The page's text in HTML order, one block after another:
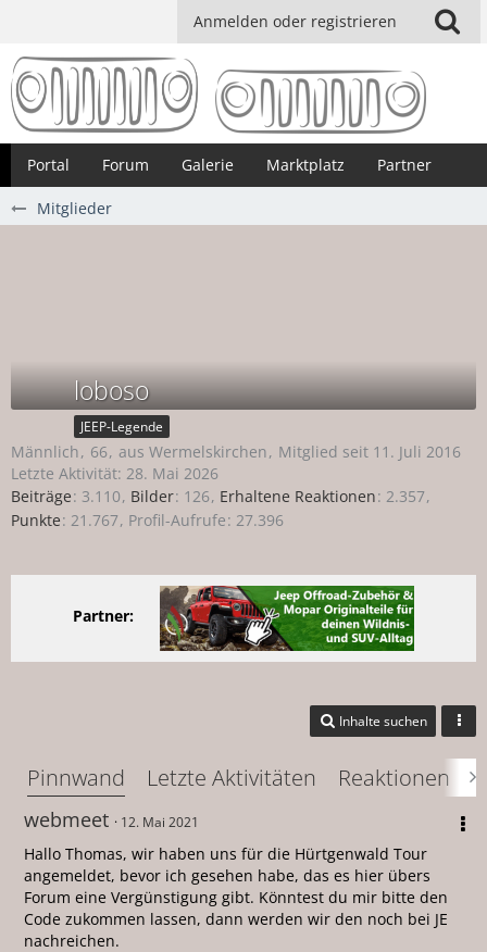
Anmelden oder registrieren
Portal Forum Galerie Marktplatz Partner
Mitglieder
loboso
JEEP-Legende
Männlich 66 aus Wermelskirchen
Mitglied seit 11. Juli 2016
Letzte Aktivität: 28. Mai 2026
Beiträge 3.110 Bilder 126 Erhaltene Reaktionen 2.357
Punkte 21.767 Profil-Aufrufe 27.396
Partner:
Inhalte suchen
Pinnwand Letzte Aktivitäten Reaktionen
webmeet 12. Mai 2021
Hallo Thomas, wir haben uns für die Hürtgenwald Tour
angemeldet, bevor ich gesehen habe, das es hier übers
Forum eine Vergünstigung gibt. Könntest du mir bitte den
Code zukommen lassen, dann werden wir den noch bei JE
nachreichen.